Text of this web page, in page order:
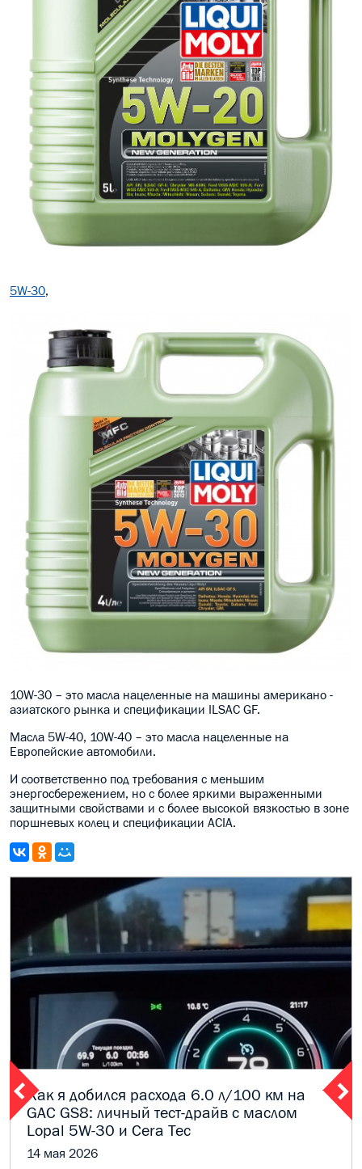
5W-30,
10W-30 – это масла нацеленные на машины американо -
азиатского рынка и спецификации ILSAC GF.
Масла 5W-40, 10W-40 – это масла нацеленные на
Европейские автомобили.
И соответственно под требования с меньшим
энергосбережением, но с более яркими выраженными
защитными свойствами и с более высокой вязкостью в зоне
поршневых колец и спецификации АCIA.
Как я добился расхода 6.0 л/100 км на
GAC GS8: личный тест-драйв с маслом
Lopal 5W-30 и Cera Tec
14 мая 2026